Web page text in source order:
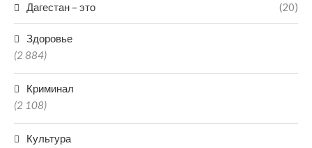
Дагестан – это (20)
Здоровье
(2 884)
Криминал
(2 108)
Культура